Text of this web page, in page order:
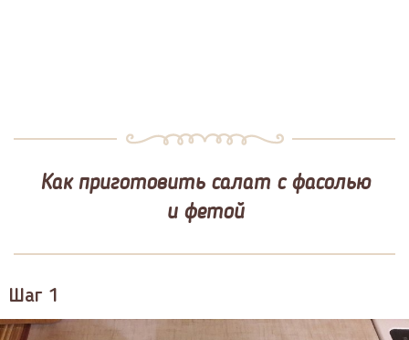
Как приготовить салат с фасолью
и фетой
Шаг 1